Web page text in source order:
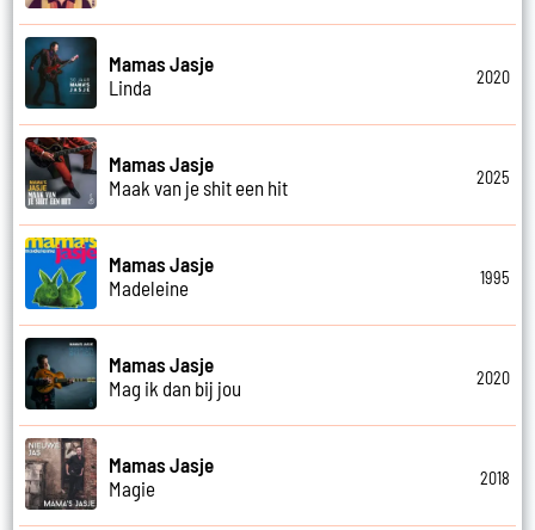
Mamas Jasje
Linda
2020
Mamas Jasje
Maak van je shit een hit
2025
Mamas Jasje
Madeleine
1995
Mamas Jasje
Mag ik dan bij jou
2020
Mamas Jasje
Magie
2018